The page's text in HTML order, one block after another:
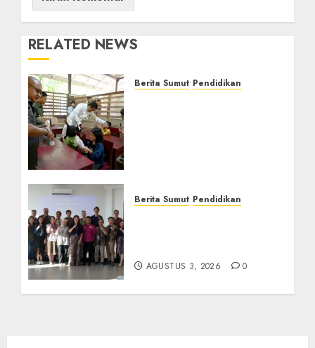
RELATED NEWS
Berita Sumut Pendidikan
Berita Sumut Pendidikan
AGUSTUS 3, 2026 0